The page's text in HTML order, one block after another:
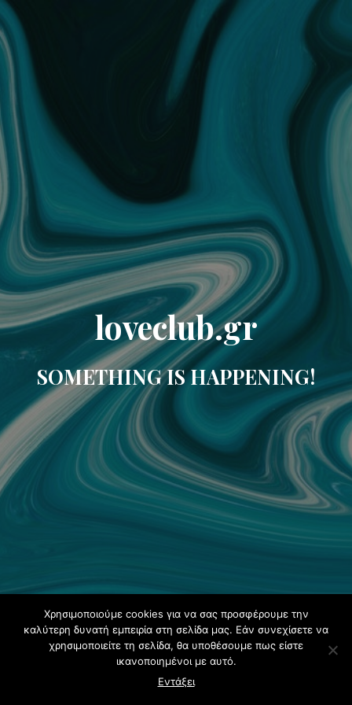
loveclub.gr
SOMETHING IS HAPPENING!
Χρησιμοποιούμε cookies για να σας προσφέρουμε την
καλύτερη δυνατή εμπειρία στη σελίδα μας. Εάν συνεχίσετε να
χρησιμοποιείτε τη σελίδα, θα υποθέσουμε πως είστε
ικανοποιημένοι με αυτό.
Εντάξει